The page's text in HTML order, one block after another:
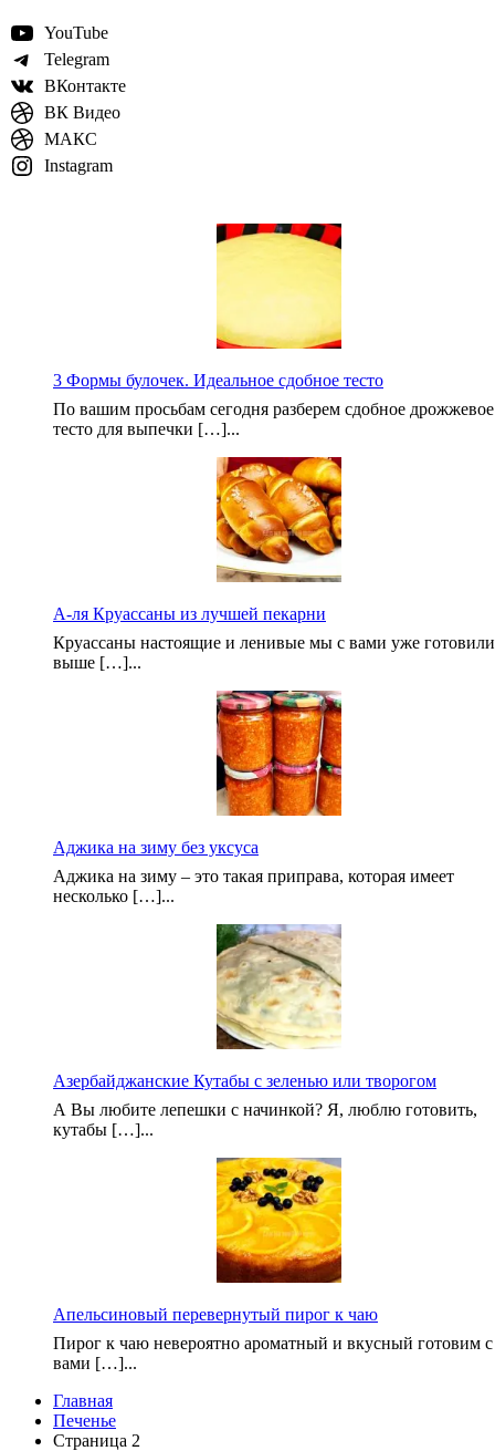
YouTube
Telegram
ВКонтакте
ВК Видео
МАКС
Instagram
3 Формы булочек. Идеальное сдобное тесто
По вашим просьбам сегодня разберем сдобное дрожжевое
тесто для выпечки […]...
А-ля Круассаны из лучшей пекарни
Круассаны настоящие и ленивые мы с вами уже
выше […]...
Аджика на зиму без уксуса
Аджика на зиму – это такая приправа, которая имеет
несколько […]...
Азербайджанские Кутабы с зеленью или творогом
А Вы любите лепешки с начинкой? Я, люблю готовить,
кутабы […]...
Апельсиновый перевернутый пирог к чаю
Пирог к чаю невероятно ароматный и вкусный готовим с
вами […]...
Главная
Печенье
Страница 2